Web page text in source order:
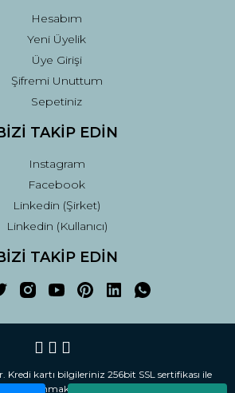
Hesabım
Yeni Üyelik
Üye Girişi
Şifremi Unuttum
Sepetiniz
TAKİP EDİN
Instagram
Facebook
Linkedin (Şirket)
Linkedin (Kullanıcı)
TAKİP EDİN
Kredi kartı bilgileriniz 256bit SSL sertifikası ile
korunmaktadır.